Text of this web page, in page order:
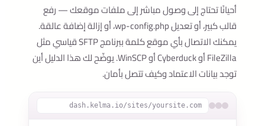
أحيانًا تحتاج إلى وصول مباشر إلى ملفات موقعك — رفع
قالب كبير، أو تعديلwp-config.php، أو إزالة إضافة عالقة.
يمكنك الاتصال بأي موقع كلمة ببرنامج SFTP قياسي مثل
FileZilla أو Cyberduck أو WinSCP. يوضّح لك هذا الدليل أين
توجد بيانات الاعتماد وكيف تتصل بأمان.
dash.kelma.io/sites/yoursite.com